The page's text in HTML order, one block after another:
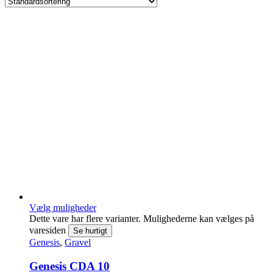
Vælg muligheder
Dette vare har flere varianter. Mulighederne kan vælges på
varesiden
Se hurtigt
Genesis, Gravel
Genesis CDA 10